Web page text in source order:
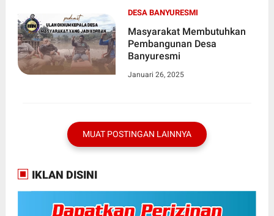
DESA BANYURESMI
Masyarakat Membutuhkan
Pembangunan Desa
Banyuresmi
Januari 26, 2025
MUAT POSTINGAN LAINNYA
IKLAN DISINI